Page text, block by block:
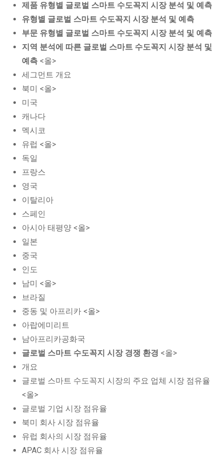
제품 유형별 글로벌 스마트 수도꼭지 시장 분석 및 예측
유형별 글로벌 스마트 수도꼭지 시장 분석 및 예측
부문 유형별 글로벌 스마트 수도꼭지 시장 분석 및 예측
지역 분석에 따른 글로벌 스마트 수도꼭지 시장 분석 및
예측 <올>
세그먼트 개요
북미 <올>
미국
캐나다
멕시코
유럽 <올>
독일
프랑스
영국
이탈리아
스페인
아시아 태평양 <올>
일본
중국
인도
남미 <올>
브라질
중동 및 아프리카 <올>
아랍에미리트
남아프리카공화국
글로벌 스마트 수도꼭지 시장 경쟁 환경 <올>
개요
글로벌 스마트 수도꼭지 시장의 주요 업체 시장 점유율
<올>
글로벌 기업 시장 점유율
북미 회사 시장 점유율
유럽 회사의 시장 점유율
APAC 회사 시장 점유율